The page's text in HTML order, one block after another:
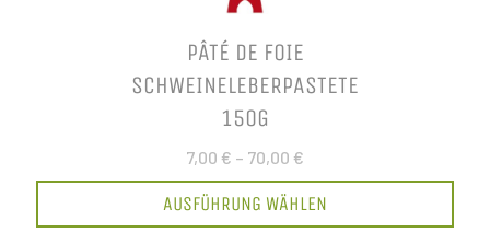
PÂTÉ DE FOIE
SCHWEINELEBERPASTETE
150G
7,00 € – 70,00 €
AUSFÜHRUNG WÄHLEN